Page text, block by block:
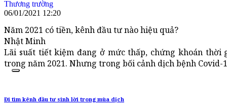
Thương trường
06/01/2021 12:20
Năm 2021 có tiền, kênh đầu tư nào hiệu quả?
Nhật Minh
Lãi suất tiết kiệm đang ở mức thấp, chứng khoán thời
trong năm 2021. Nhưng trong bối cảnh dịch bệnh
Đi tìm kênh đầu tư sinh lời trong mùa dịch